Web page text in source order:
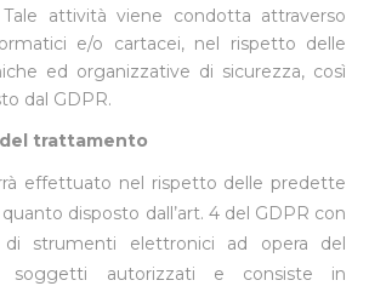
Tale attività viene condotta attraverso
e/o cartacei, nel rispetto delle
ed organizzative di sicurezza, così
dal GDPR.
trattamento
effettuato nel rispetto delle predette
disposto dall’art. 4 del GDPR con
di strumenti elettronici ad opera del
autorizzati e consiste in